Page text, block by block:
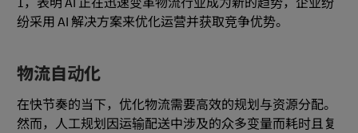
1，表明 AI 正在迅速变革物流行业成为新的趋势，企业纷
纷采用 AI 解决方案来优化运营并获取竞争优势。
物流自动化
在快节奏的当下，优化物流需要高效的规划与资源分配。
然而，人工规划因运输配送中涉及的众多变量而耗时且复